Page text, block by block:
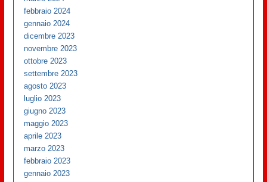
febbraio 2024
gennaio 2024
dicembre 2023
novembre 2023
ottobre 2023
settembre 2023
agosto 2023
luglio 2023
giugno 2023
maggio 2023
aprile 2023
marzo 2023
febbraio 2023
gennaio 2023